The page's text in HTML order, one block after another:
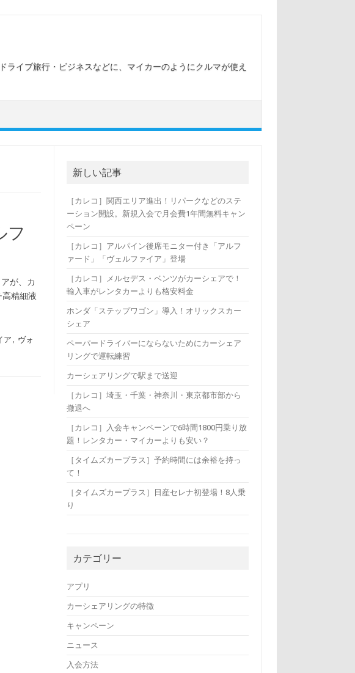
イブ旅行・ビジネスなどに、マイカーのようにクルマが使え
フ
が、カ
精細液
ア , ヴォ
新しい記事
［カレコ］関西エリア進出！リパークなどのステ
ーション開設。新規入会で月会費1年間無料キャン
ペーン
［カレコ］アルパイン後席モニター付き「アルフ
ァード」「ヴェルファイア」登場
［カレコ］メルセデス・ベンツがカーシェアで！
輸入車がレンタカーよりも格安料金
ホンダ「ステップワゴン」導入！オリックスカー
シェア
ペーパードライバーにならないためにカーシェア
リングで運転練習
カーシェアリングで駅まで送迎
［カレコ］埼玉・千葉・神奈川・東京都市部から
撤退へ
［カレコ］入会キャンペーンで6時間1800円乗り放
題！レンタカー・マイカーよりも安い？
［タイムズカープラス］予約時間には余裕を持っ
て！
［タイムズカープラス］日産セレナ初登場！8人乗
り
カテゴリー
アプリ
カーシェアリングの特徴
キャンペーン
ニュース
入会方法